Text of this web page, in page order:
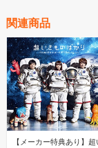
関連商品
【メーカー特典あり】超